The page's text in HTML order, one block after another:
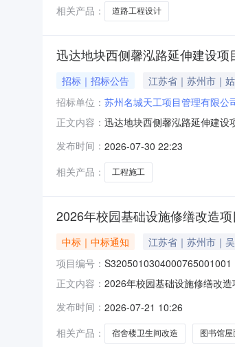
悉，提高招投标活动透明度
相关产品：
道路工程设计
迅达地块西侧馨泓路延伸建设项
招标｜招标公告 江苏省｜苏州市｜
招标单位： 苏州名城天工项目管理有限公
正文内容： 迅达地块西侧馨泓路延伸建设
目，规划为一条南北向城市支
提高招投标活动透明度，后期存
发布时间： 2026-07-30 22:23
相关产品：
工程施工
2026年校园基础设施修缮改造
中标｜中标通知 江苏省｜苏州市｜
项目编号： S3205010304000765001001
正文内容： 2026年校园基础设施修缮改
术大学，招标人为苏州名城天
发布时间： 2026-07-21 10:26
相关产品：
宿舍楼卫生间改造 图书馆